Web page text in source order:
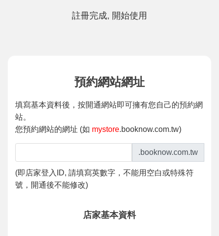
註冊完成, 開始使用
預約網站網址
填寫基本資料後，按開通網站即可擁有您自己的預約網
站。
您預約網站的網址 (如 mystore.booknow.com.tw)
.booknow.com.tw
(即店家登入ID, 請填寫英數字，不能用空白或特殊符
號，開通後不能修改)
店家基本資料